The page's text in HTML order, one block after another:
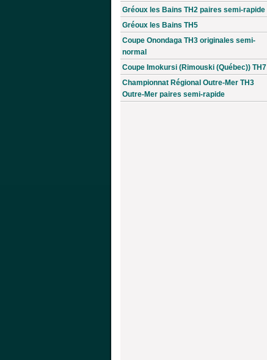
Gréoux les Bains TH2 paires semi-rapide
Gréoux les Bains TH5
Coupe Onondaga TH3 originales semi-
normal
Coupe Imokursi (Rimouski (Québec)) TH7
Championnat Régional Outre-Mer TH3
Outre-Mer paires semi-rapide